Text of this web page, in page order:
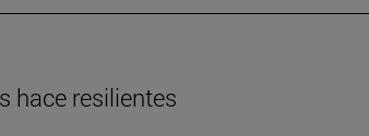
hace resilientes